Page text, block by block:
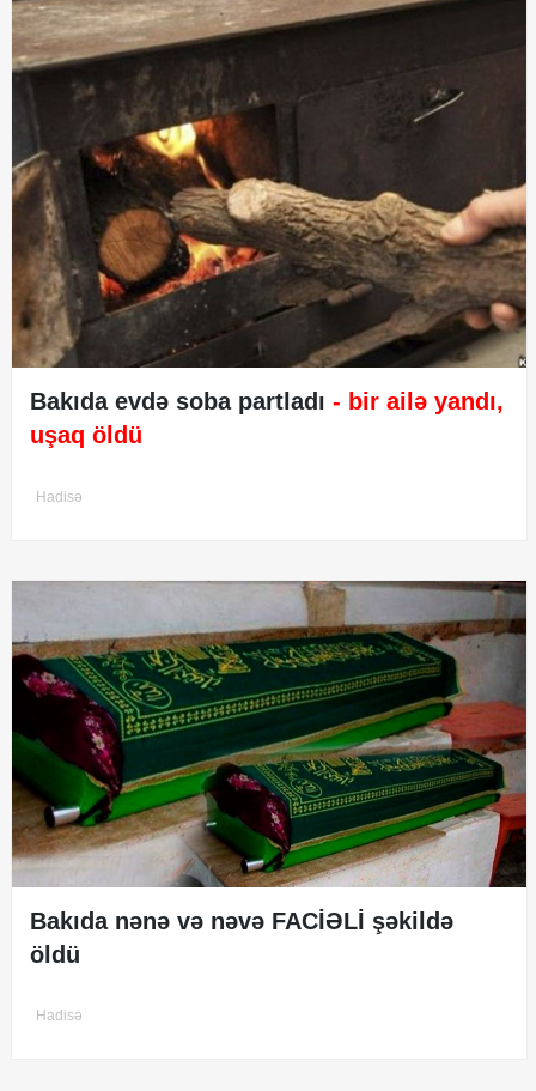
Bakıda evdə soba partladı - bir ailə yandı,
uşaq öldü
Hadisə
Bakıda nənə və nəvə FACİƏLİ şəkildə
öldü
Hadisə